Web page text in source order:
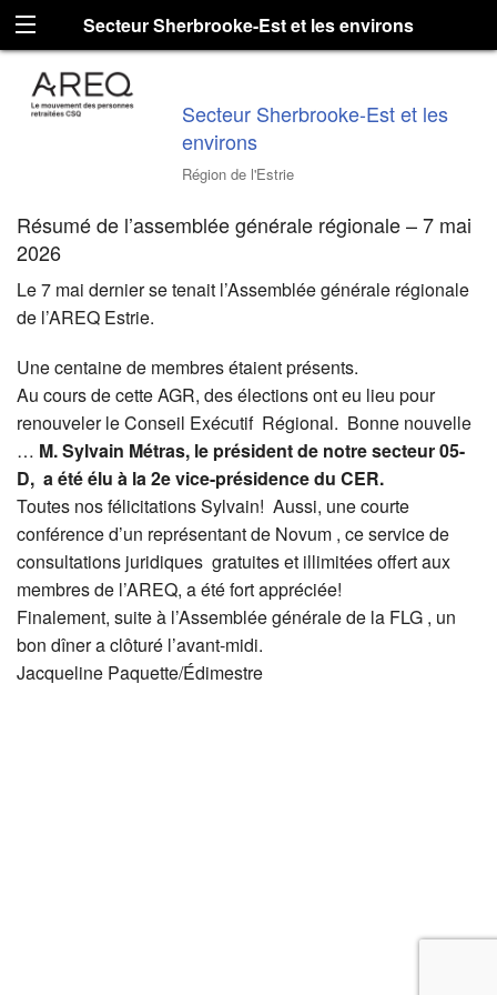
Secteur Sherbrooke-Est et les environs
Secteur Sherbrooke-Est et les
environs
Région de l'Estrie
Résumé de l’assemblée générale régionale – 7 mai
2026
Le 7 mai dernier se tenait l’Assemblée générale régionale
de l’AREQ Estrie.
Une centaine de membres étaient présents.
Au cours de cette AGR, des élections ont eu lieu pour
renouveler le Conseil Exécutif Régional. Bonne nouvelle
… M. Sylvain Métras, le président de notre secteur 05-
D, a été élu à la 2e vice-présidence du CER.
Toutes nos félicitations Sylvain! Aussi, une courte
conférence d’un représentant de Novum , ce service de
consultations juridiques gratuites et illimitées offert aux
membres de l’AREQ, a été fort appréciée!
Finalement, suite à l’Assemblée générale de la FLG , un
bon dîner a clôturé l’avant-midi.
Jacqueline Paquette/Édimestre